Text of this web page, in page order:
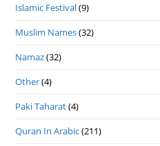
Islamic Festival(9)
Muslim Names(32)
Namaz(32)
Other(4)
Paki Taharat(4)
Quran In Arabic(211)